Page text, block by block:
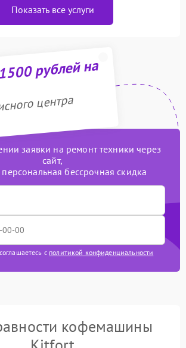
Показать все услуги
рублей на
центра
заявки на ремонт техники через
сайт,
персональная бессрочная скидка
с политикой конфиденциальности
кофемашины